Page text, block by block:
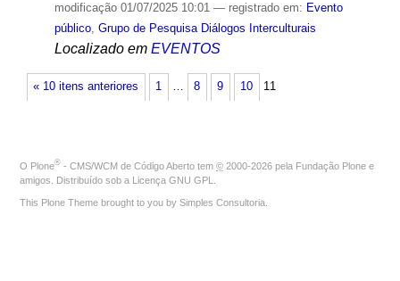
modificação01/07/2025 10:01 — registrado em: Evento
público, Grupo de Pesquisa Diálogos Interculturais
Localizado em EVENTOS
« 10 itens anteriores 1 … 8 9 10 11
O Plone® - CMS/WCM de Código Aberto tem © 2000-2026 pela Fundação Plone e
amigos. Distribuído sob a Licença GNU GPL
This Plone Theme brought to you by Simples Consultoria